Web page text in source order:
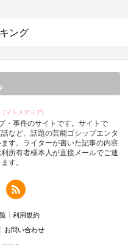
ング
[マトメディア]
・事件のサイトです。サイトで
など、話題の芸能ゴシップエンタ
す。ライターが書いた記事の内容
所有者様本人が直接メールでご連
す。
利用規約
お問い合わせ